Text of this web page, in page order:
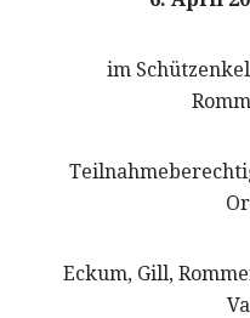
im
Eckum, Gill,